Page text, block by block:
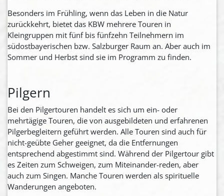
Besonders im Frühling, wenn das Leben in die Natur
zurückkehrt, bietet das KBW mehrere Touren in
Kleingruppen mit fünf bis fünfzehn Teilnehmern im
südostbayerischen bzw. Salzburger Raum an. Aber auch im
Sommer und Herbst sind sie im Programm zu finden.
Pilgern
Bei den Pilgertouren handelt es sich um ein- oder
mehrtägige Touren, die von ausgebildeten und erfahrenen
Pilgerbegleitern geführt werden. Alle Touren sind auch für
nicht-geübte Geher geeignet, da die Entfernungen
entsprechend abgestimmt sind. Während der Pilgertour gibt
es Zeiten zum Schweigen, zum Miteinander-reden, aber
auch zum Singen. Manche Touren werden als spirituelle
Wanderungen angeboten.